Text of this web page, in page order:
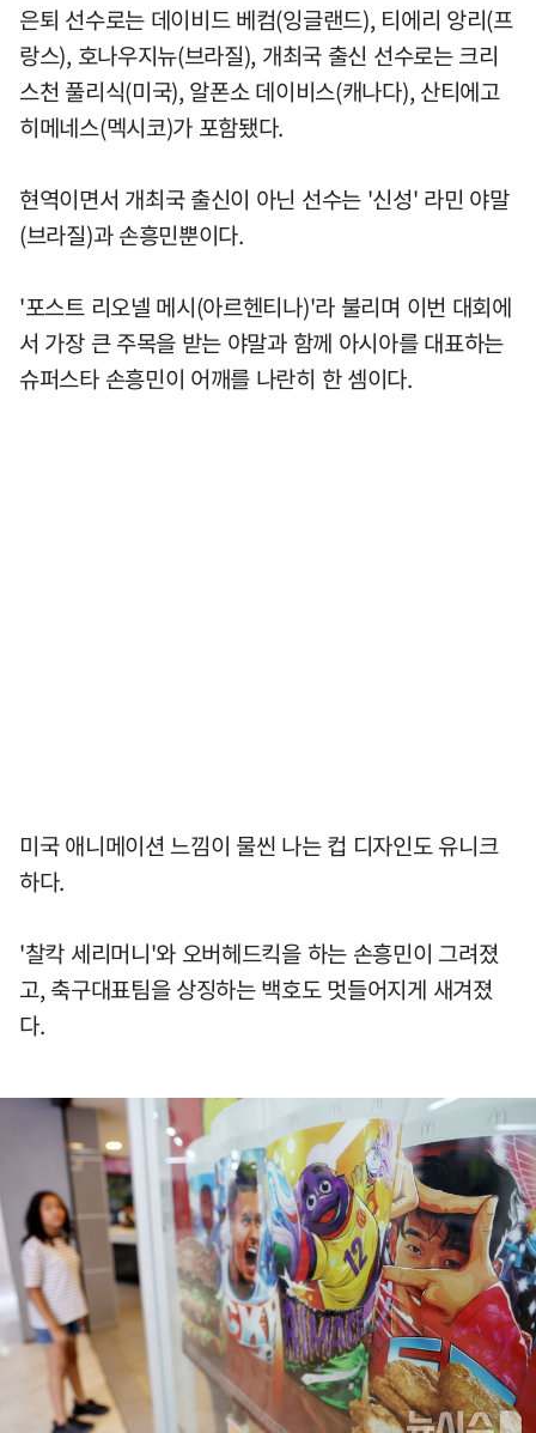
은퇴 선수로는 데이비드 베컴(잉글랜드), 티에리 앙리(프
랑스), 호나우지뉴(브라질), 개최국 출신 선수로는 크리
스천 풀리식(미국), 알폰소 데이비스(캐나다), 산티에고
히메네스(멕시코)가 포함됐다.
현역이면서 개최국 출신이 아닌 선수는 '신성' 라민 야말
(브라질)과 손흥민뿐이다.
'포스트 리오넬 메시(아르헨티나)'라 불리며 이번 대회에
서 가장 큰 주목을 받는 야말과 함께 아시아를 대표하는
슈퍼스타 손흥민이 어깨를 나란히 한 셈이다.
미국 애니메이션 느낌이 물씬 나는 컵 디자인도 유니크
하다.
'찰칵 세리머니'와 오버헤드킥을 하는 손흥민이 그려졌
고, 축구대표팀을 상징하는 백호도 멋들어지게 새겨졌
다.